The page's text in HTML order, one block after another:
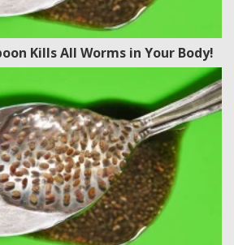
Kills All Worms in Your Body!